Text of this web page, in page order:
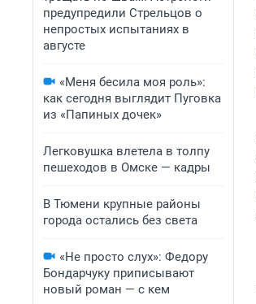
предупредили Стрельцов о
непростых испытаниях в
августе
«Меня бесила моя роль»:
как сегодня выглядит Пуговка
из «Папиных дочек»
Легковушка влетела в толпу
пешеходов в Омске — кадры
В Тюмени крупные районы
города остались без света
«Не просто слух»: Федору
Бондарчуку приписывают
новый роман — с кем